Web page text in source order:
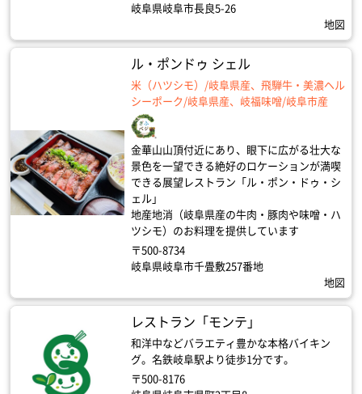
岐阜県岐阜市長良5-26
地図
ル・ポンドゥ シェル
米（ハツシモ）/岐阜県産、飛騨牛・美濃ヘル
シーポーク/岐阜県産、岐福味噌/岐阜市産
金華山山頂付近にあり、眼下に広がる壮大な
景色を一望できる絶好のロケーションが満喫
できる展望レストラン「ル・ポン・ドゥ・シ
ェル」
地産地消（岐阜県産の牛肉・豚肉や味噌・ハ
ツシモ）のお料理を提供しています
〒500-8734
岐阜県岐阜市千畳敷257番地
地図
レストラン「モンテ」
和洋中などバラエティ豊かな本格バイキン
グ。名鉄岐阜駅より徒歩1分です。
〒500-8176